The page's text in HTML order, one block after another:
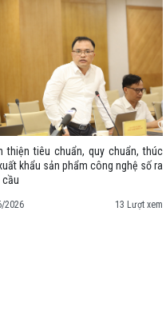
thiện tiêu chuẩn, quy chuẩn, thúc
khẩu sản phẩm công nghệ số ra
2026 13 Lượt xem